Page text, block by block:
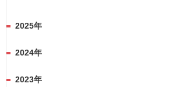
2025年
2024年
2023年